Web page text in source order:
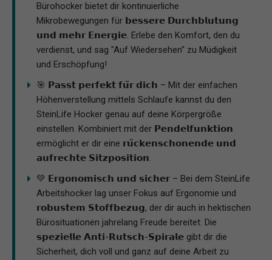
Bürohocker bietet dir kontinuierliche
Mikrobewegungen für 𝗯𝗲𝘀𝘀𝗲𝗿𝗲 𝗗𝘂𝗿𝗰𝗵𝗯𝗹𝘂𝘁𝘂𝗻𝗴
𝘂𝗻𝗱 𝗺𝗲𝗵𝗿 𝗘𝗻𝗲𝗿𝗴𝗶𝗲. Erlebe den Komfort, den du
verdienst, und sag "Auf Wiedersehen" zu Müdigkeit
und Erschöpfung!
🎯 𝗣𝗮𝘀𝘀𝘁 𝗽𝗲𝗿𝗳𝗲𝗸𝘁 𝗳𝘂̈𝗿 𝗱𝗶𝗰𝗵 – Mit der einfachen
Höhenverstellung mittels Schlaufe kannst du den
SteinLife Hocker genau auf deine Körpergröße
einstellen. Kombiniert mit der 𝗣𝗲𝗻𝗱𝗲𝗹𝗳𝘂𝗻𝗸𝘁𝗶𝗼𝗻
ermöglicht er dir eine 𝗿𝘂̈𝗰𝗸𝗲𝗻𝘀𝗰𝗵𝗼𝗻𝗲𝗻𝗱𝗲 𝘂𝗻𝗱
𝗮𝘂𝗳𝗿𝗲𝗰𝗵𝘁𝗲 𝗦𝗶𝘁𝘇𝗽𝗼𝘀𝗶𝘁𝗶𝗼𝗻.
💚 𝗘𝗿𝗴𝗼𝗻𝗼𝗺𝗶𝘀𝗰𝗵 𝘂𝗻𝗱 𝘀𝗶𝗰𝗵𝗲𝗿 – Bei dem SteinLife
Arbeitshocker lag unser Fokus auf Ergonomie und
𝗿𝗼𝗯𝘂𝘀𝘁𝗲𝗺 𝗦𝘁𝗼𝗳𝗳𝗯𝗲𝘇𝘂𝗴, der dir auch in hektischen
Bürosituationen jahrelang Freude bereitet. Die
𝘀𝗽𝗲𝘇𝗶𝗲𝗹𝗹𝗲 𝗔𝗻𝘁𝗶-𝗥𝘂𝘁𝘀𝗰𝗵-𝗦𝗽𝗶𝗿𝗮𝗹𝗲 gibt dir die
Sicherheit, dich voll und ganz auf deine Arbeit zu